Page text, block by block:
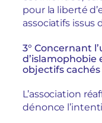
pour la liberté
associatifs issus
3° Concernant
d’islamophobie
objectifs cachés
L’association
dénonce